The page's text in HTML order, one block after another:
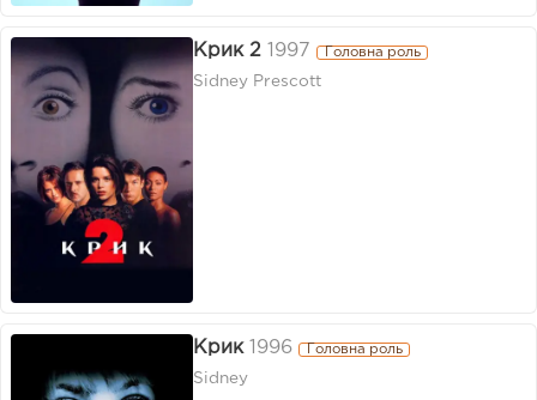
Крик 2 1997 Головна роль
Sidney Prescott
Крик 1996 Головна роль
Sidney